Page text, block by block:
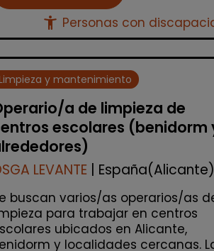
accessibility_new Personas con
y mantenimiento
a de limpieza de
escolares (benidorm
LEVANTE | España(Alicante)
buscan varios/as operarios/as
para trabajar en centros
ubicados en Alicante,
y localidades cercanas.